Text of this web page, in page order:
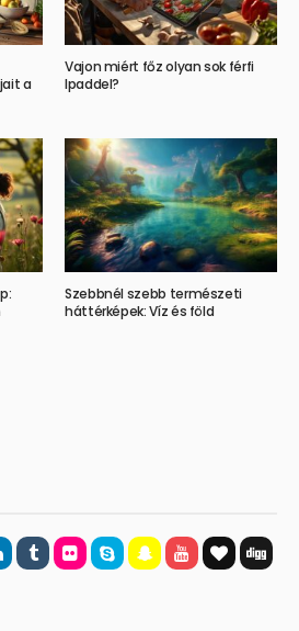
a
Vajon miért főz olyan sok férfi
Ipaddel?
Szebbnél szebb természeti
háttérképek: Víz és föld